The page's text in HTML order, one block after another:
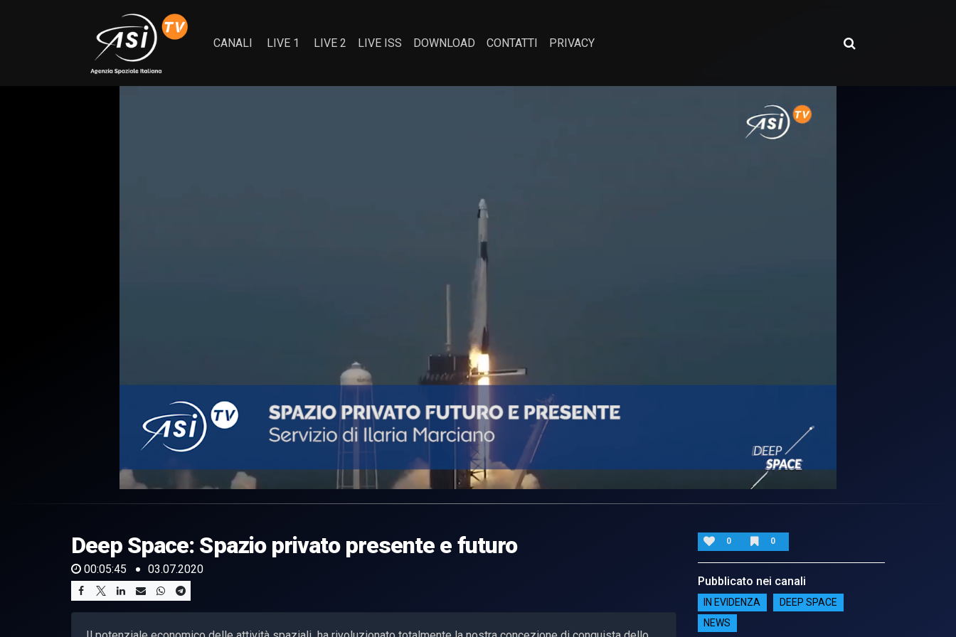
CANALI LIVE 1 LIVE 2 LIVE ISS DOWNLOAD CONTATTI PRIVACY
of
45
secondsVolume
0%
Deep Space: Spazio privato presente e futuro
00:05:45 03.07.2020
0 0
Pubblicato nei canali
IN EVIDENZA
DEEP SPACE
NEWS